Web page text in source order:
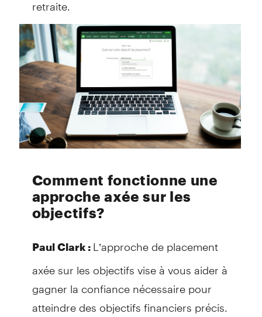
Comment fonctionne une
approche axée sur les
objectifs?
Paul Clark : L’approche de placement
axée sur les objectifs vise à vous aider à
gagner la confiance nécessaire pour
atteindre des objectifs financiers précis.